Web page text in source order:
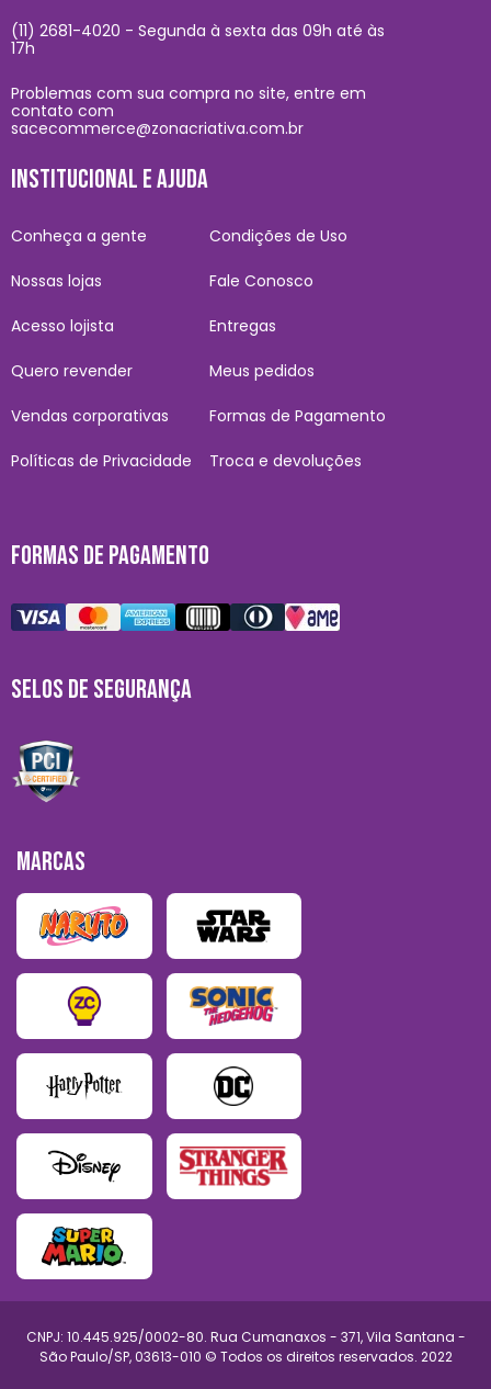
(11) 2681-4020 - Segunda à sexta das 09h até às
17h
Problemas com sua compra no site, entre em
contato com
sacecommerce@zonacriativa.com.br
INSTITUCIONAL E AJUDA
Conheça a gente
Nossas lojas
Acesso lojista
Quero revender
Vendas corporativas
Políticas de Privacidade
Condições de Uso
Fale Conosco
Entregas
Meus pedidos
Formas de Pagamento
Troca e devoluções
FORMAS DE PAGAMENTO
SELOS DE SEGURANÇA
MARCAS
CNPJ: 10.445.925/0002-80. Rua Cumanaxos - 371, Vila Santana -
São Paulo/SP, 03613-010 © Todos os direitos reservados. 2022